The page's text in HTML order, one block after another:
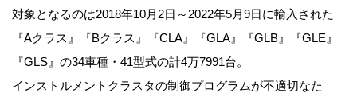
対象となるのは2018年10月2日～2022年5月9日に輸入された
『Aクラス』『Bクラス』『CLA』『GLA』『GLB』『GLE』
『GLS』の34車種・41型式の計4万7991台。
インストルメントクラスタの制御プログラムが不適切なた